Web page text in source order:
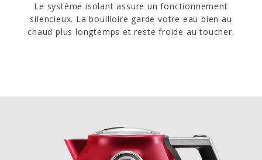
Le système isolant assure un fonctionnement
silencieux. La bouilloire garde votre eau bien au
chaud plus longtemps et reste froide au toucher.